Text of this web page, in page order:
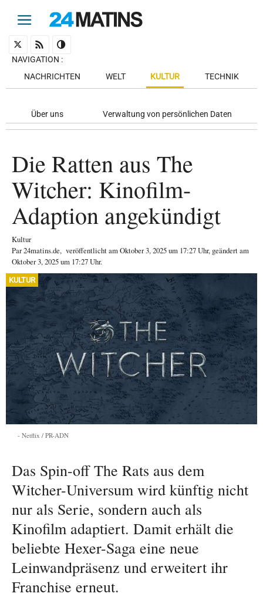
NAVIGATION :
NACHRICHTEN
WELT KULTUR TECHNIK
Über uns Verwaltung von persönlichen Daten
Die Ratten aus The
Witcher: Kinofilm-
Adaption angekündigt
Kultur
Par24matins.de, veröffentlicht amOktober 3, 2025um 17:27 Uhr, geändert am
Oktober 3, 2025 um 17:27 Uhr.
KULTUR
Netflix / PR-ADN
Das Spin-off The Rats aus dem
Witcher-Universum wird künftig nicht
nur als Serie, sondern auch als
Kinofilm adaptiert. Damit erhält die
beliebte Hexer-Saga eine neue
Leinwandpräsenz und erweitert ihr
Franchise erneut.